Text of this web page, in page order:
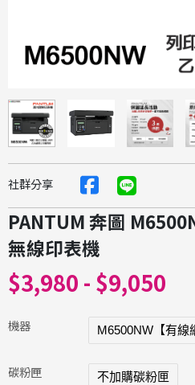
社群分享
PANTUM 奔圖
無線印表機
$3,980 - $9,050
機器 M6500NW【有線
碳粉匣 不加購碳粉匣